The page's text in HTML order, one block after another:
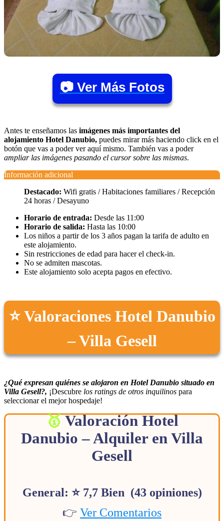
📷 Ver Más Fotos
Antes te enseñamos las imágenes más importantes del
alojamiento Hotel Danubio, puedes mirar más haciendo click en el
botón que vas a poder ver aquí mismo. También vas a poder
ampliar las imágenes pasando el cursor sobre las mismas.
Información adicional
Destacado: Wifi gratis / Habitaciones familiares / Recepción
24 horas / Desayuno
Horario de entrada: Desde las 11:00
Horario de salida: Hasta las 10:00
Los niños a partir de los 3 años pagan la tarifa de adulto en
este alojamiento.
Sin restricciones de edad para hacer el check-in.
No se admiten mascotas.
Este alojamiento solo acepta pagos en efectivo.
⭐ Valoraciones Hotel Danubio
– Villa Gesell
¿Qué expresan quiénes se alojaron en Hotel Danubio situado en
Villa Gesell?, ¡Descubre los ratings de otros inquilinos para
seleccionar el mejor hospedaje!
Valoración Hotel
Danubio – Alquiler en Villa
Gesell
General: ⭐ 7,7 Bien (43 opiniones)
👉 Ver Comentarios